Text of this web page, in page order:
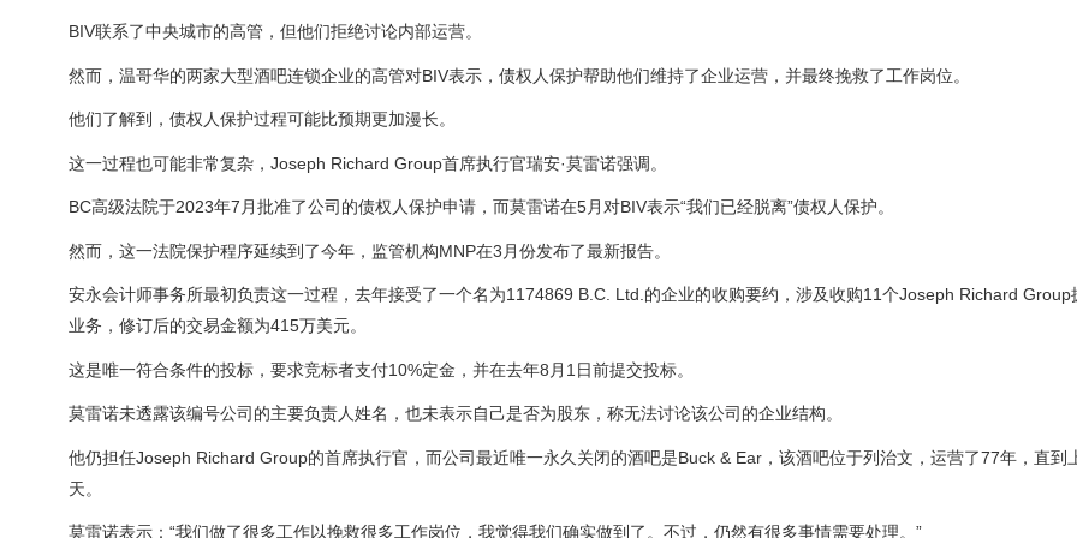
BIV联系了中央城市的高管，但他们拒绝讨论内部运营。
然而，温哥华的两家大型酒吧连锁企业的高管对BIV表示，债权人保护帮助他们维持了企业运营，并最终挽救了工作岗位。
他们了解到，债权人保护过程可能比预期更加漫长。
这一过程也可能非常复杂，Joseph Richard Group首席执行官瑞安·莫雷诺强调。
BC高级法院于2023年7月批准了公司的债权人保护申请，而莫雷诺在5月对BIV表示“我们已经脱离”债权人保护。
然而，这一法院保护程序延续到了今年，监管机构MNP在3月份发布了最新报告。
安永会计师事务所最初负责这一过程，去年接受了一个名为1174869 B.C. Ltd.的企业的收购要约，涉及收购11个Joseph Richard Group
业务，修订后的交易金额为415万美元。
这是唯一符合条件的投标，要求竞标者支付10%定金，并在去年8月1日前提交投标。
莫雷诺未透露该编号公司的主要负责人姓名，也未表示自己是否为股东，称无法讨论该公司的企业结构。
他仍担任Joseph Richard Group的首席执行官，而公司最近唯一永久关闭的酒吧是Buck & Ear，该酒吧位于列治文，运营了77年，直到
天。
莫雷诺表示：“我们做了很多工作以挽救很多工作岗位，我觉得我们确实做到了。不过，仍然有很多事情需要处理。”